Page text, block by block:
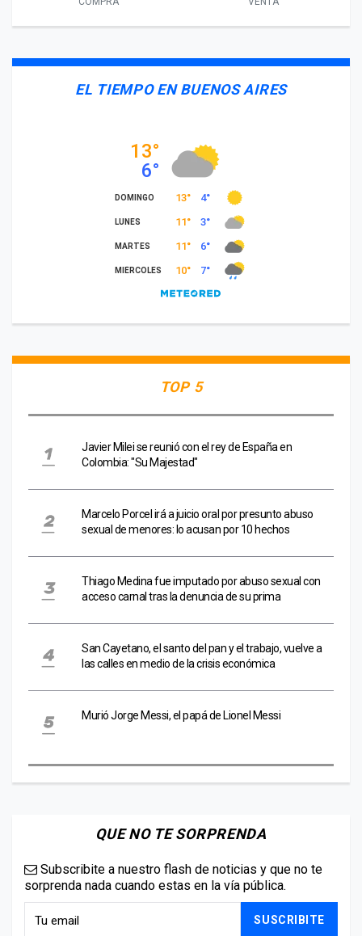
EL TIEMPO EN BUENOS AIRES
TOP 5
Javier Milei se reunió con el rey de España en
Colombia: "Su Majestad"
Marcelo Porcel irá a juicio oral por presunto abuso
sexual de menores: lo acusan por 10 hechos
Thiago Medina fue imputado por abuso sexual con
acceso carnal tras la denuncia de su prima
San Cayetano, el santo del pan y el trabajo, vuelve a
las calles en medio de la crisis económica
Murió Jorge Messi, el papá de Lionel Messi
QUE NO TE SORPRENDA
Subscribite a nuestro flash de noticias y que no te
sorprenda nada cuando estas en la vía pública.
SUSCRIBITE